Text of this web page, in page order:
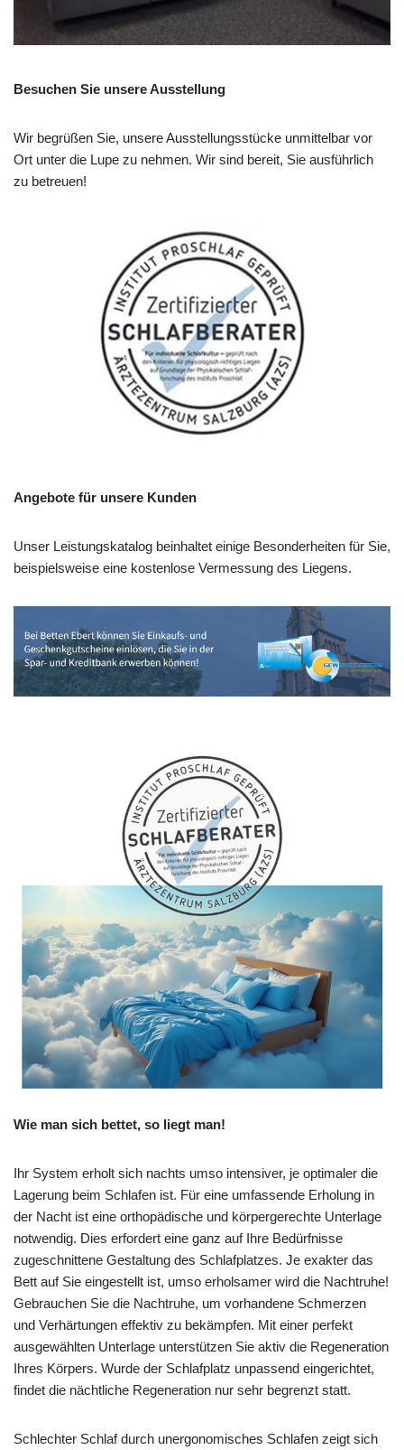
Besuchen Sie unsere Ausstellung
Wir begrüßen Sie, unsere Ausstellungsstücke unmittelbar vor
Ort unter die Lupe zu nehmen. Wir sind bereit, Sie ausführlich
zu betreuen!
Angebote für unsere Kunden
Unser Leistungskatalog beinhaltet einige Besonderheiten für Sie,
beispielsweise eine kostenlose Vermessung des Liegens.
Wie man sich bettet, so liegt man!
Ihr System erholt sich nachts umso intensiver, je optimaler die
Lagerung beim Schlafen ist. Für eine umfassende Erholung in
der Nacht ist eine orthopädische und körpergerechte Unterlage
notwendig. Dies erfordert eine ganz auf Ihre Bedürfnisse
zugeschnittene Gestaltung des Schlafplatzes. Je exakter das
Bett auf Sie eingestellt ist, umso erholsamer wird die Nachtruhe!
Gebrauchen Sie die Nachtruhe, um vorhandene Schmerzen
und Verhärtungen effektiv zu bekämpfen. Mit einer perfekt
ausgewählten Unterlage unterstützen Sie aktiv die Regeneration
Ihres Körpers. Wurde der Schlafplatz unpassend eingerichtet,
findet die nächtliche Regeneration nur sehr begrenzt statt.
Schlechter Schlaf durch unergonomisches Schlafen zeigt sich